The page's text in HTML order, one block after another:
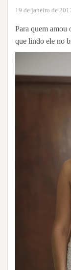
19 de janeiro de
Para quem amou
que lindo ele no